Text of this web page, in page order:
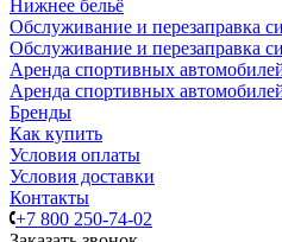
Нижнее бельё
Обслуживание и перезаправка
Обслуживание и перезаправка
Аренда спортивных
Аренда спортивных
Бренды
Как купить
Условия оплаты
Условия доставки
Контакты
+7 800 250-74-02